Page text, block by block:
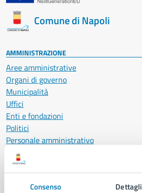
Consenso Dettagli
Comune di Napoli
AMMINISTRAZIONE
Aree amministrative
Organi di governo
Municipalità
Uffici
Enti e fondazioni
Politici
Personale amministrativo
Documenti e dati
Intranet, posta aziendale e protocollo